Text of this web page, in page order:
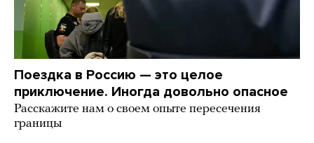
Поездка в Россию — это целое
приключение. Иногда довольно опасное
Расскажите нам о своем опыте пересечения
границы